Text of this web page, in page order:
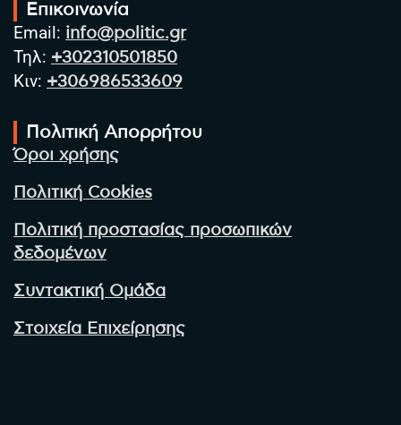
Επικοινωνία
Email: info@politic.gr
Τηλ: +302310501850
Κιν: +306986533609
Πολιτική Απορρήτου
Όροι χρήσης
Πολιτική Cookies
Πολιτική προστασίας προσωπικών
δεδομένων
Συντακτική Ομάδα
Στοιχεία Επιχείρησης